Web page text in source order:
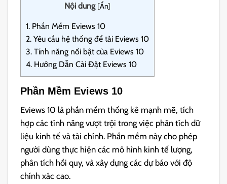
Nội dung [Ẩn]
1. Phần Mềm Eviews 10
2. Yêu cầu hệ thống để tải Eviews 10
3. Tính năng nổi bật của Eviews 10
4. Hướng Dẫn Cài Đặt Eviews 10
Phần Mềm Eviews 10
Eviews 10 là phần mềm thống kê mạnh mẽ, tích
hợp các tính năng vượt trội trong việc phân tích dữ
liệu kinh tế và tài chính. Phần mềm này cho phép
người dùng thực hiện các mô hình kinh tế lượng,
phân tích hồi quy, và xây dựng các dự báo với độ
chính xác cao.